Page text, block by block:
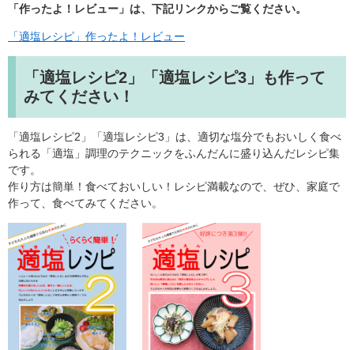
「作ったよ！レビュー」は、下記リンクからご覧ください。
「適塩レシピ」作ったよ！レビュー
「適塩レシピ2」「適塩レシピ3」も作って
みてください！
「適塩レシピ2」「適塩レシピ3」は、適切な塩分でもおいしく食べ
られる「適塩」調理のテクニックをふんだんに盛り込んだレシピ集
です。
​作り方は簡単！食べておいしい！レシピ満載なので、ぜひ、家庭で
作って、食べてみてください。